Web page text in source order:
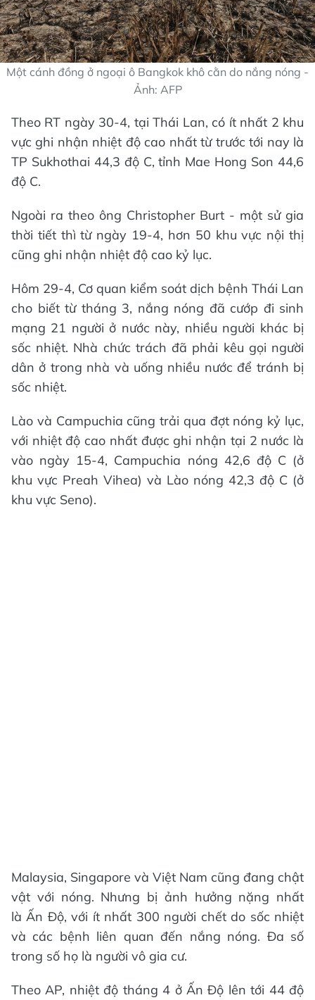
Một cánh đồng ở ngoại ô Bangkok khô cằn do nắng nóng -
Ảnh: AFP
Theo RT ngày 30-4, tại Thái Lan, có ít nhất 2 khu
vực ghi nhận nhiệt độ cao nhất từ trước tới nay là
TP Sukhothai 44,3 độ C, tỉnh Mae Hong Son 44,6
độ C.
Ngoài ra theo ông Christopher Burt - một sử gia
thời tiết thì từ ngày 19-4, hơn 50 khu vực nội thị
cũng ghi nhận nhiệt độ cao kỷ lục.
Hôm 29-4, Cơ quan kiểm soát dịch bệnh Thái Lan
cho biết từ tháng 3, nắng nóng đã cướp đi sinh
mạng 21 người ở nước này, nhiều người khác bị
sốc nhiệt. Nhà chức trách đã phải kêu gọi người
dân ở trong nhà và uống nhiều nước để tránh bị
sốc nhiệt.
Lào và Campuchia cũng trải qua đợt nóng kỷ lục,
với nhiệt độ cao nhất được ghi nhận tại 2 nước là
vào ngày 15-4, Campuchia nóng 42,6 độ C (ở
khu vực Preah Vihea) và Lào nóng 42,3 độ C (ở
khu vực Seno).
Malaysia, Singapore và Việt Nam cũng đang chật
vật với nóng. Nhưng bị ảnh hưởng nặng nhất
là Ấn Độ, với ít nhất 300 người chết do sốc nhiệt
và các bệnh liên quan đến nắng nóng. Đa số
trong số họ là người vô gia cư.
Theo AP, nhiệt độ tháng 4 ở Ấn Độ lên tới 44 độ